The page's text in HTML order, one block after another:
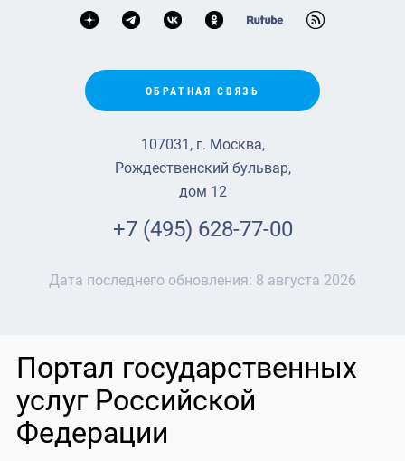
ОБРАТНАЯ СВЯЗЬ
107031, г. Москва,
Рождественский бульвар,
дом 12
+7 (495) 628-77-00
Дата последнего обновления: 8 августа 2026
Портал государственных
услуг Российской
Федерации